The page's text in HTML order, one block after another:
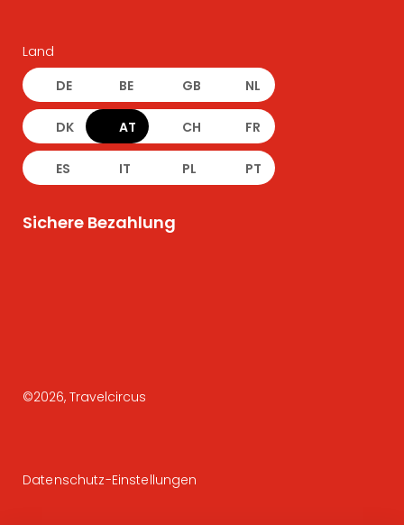
Land
DE BE GB NL
DK AT CH FR
ES IT PL PT
Sichere Bezahlung
©2026, Travelcircus
Datenschutz-Einstellungen